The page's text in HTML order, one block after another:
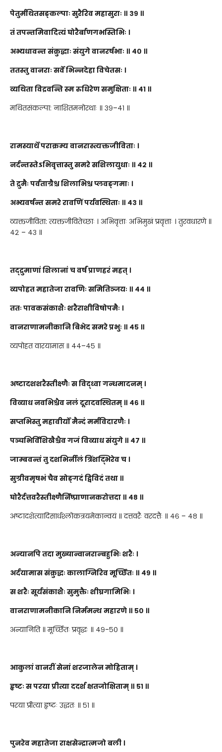
पेतुर्मथितसङ्कल्पाः सुरैरिव महासुराः ॥ ३९ ॥
तं तपन्तमिवादित्यं घोरैर्बाणगभस्तिभिः ।
अभ्यधावन्त संक्रुद्धाः संयुगे वानरर्षभाः ॥ ४० ॥
ततस्तु वानराः सर्वे भिन्नदेहा विचेतसः ।
व्यथिता विद्रवन्ति स्म रुधिरेण समुक्षिताः ॥ ४१ ॥
मथितसंकल्पा: नाशितमनोरथाः ॥ ३९–४१ ॥
रामस्यार्थे पराक्रम्य वानरास्त्यक्तजीविताः ।
नर्दन्तस्तेऽभिवृत्तास्तु समरे सशिलायुधाः ॥ ४२ ॥
ते द्रुमैः पर्वताग्रैश्च शिलाभिश्च प्लवङ्गमाः ।
अभ्यवर्षन्त समरे रावणिं पर्यवस्थिताः ॥ ४३ ॥
व्यक्तजीविता: त्यक्तजीवितेच्छाः । अभिवृत्ताः अभिमुखं प्रवृत्ताः । तुरवधारणे ॥
४२ – ४३ ॥
तद्द्रुमाणां शिलानां च वर्षं प्राणहरं महत् ।
व्यपोहत महातेजा रावणिः समितिञ्जयः ॥ ४४ ॥
ततः पावकसंकाशैः शरैराशीविषोपमैः ।
वानराणामनीकानि बिभेद समरे प्रभुः ॥ ४५ ॥
व्यपोहत वारयामास ॥ ४४–४५ ॥
अष्टादशशरैस्तीक्ष्णैः स विद्ध्वा गन्धमादनम् ।
विव्याध नवभिश्चैव नलं दूरादवस्थितम् ॥ ४६ ॥
सप्तभिस्तु महावीर्यो मैन्दं मर्मविदारणैः ।
पञ्चभिर्विशिखैश्चैव गजं विव्याध संयुगे ॥ ४७ ॥
जाम्बवन्तं तु दशभिर्नीलं त्रिंशद्भिरेव च ।
सुग्रीवमृषभं चैव सोङ्गदं द्विविदं तथा ॥
घोरैर्दत्तवरैस्तीक्ष्णैर्निष्प्राणानकरोत्तदा ॥ ४८ ॥
अष्टादशेत्यादिसार्धश्लोकत्रयमेकान्वयं ॥ दत्तवरैः वरदत्तैः ॥ ४६ – ४८ ॥
अन्यानपि तदा मुख्यान्वानरान्बहुभिः शरैः ।
अर्दयामास संक्रुद्धः कालाग्निरिव मूर्च्छितः ॥ ४९ ॥
स शरैः सूर्यसंकाशैः सुमुक्तैः शीघ्रगामिभिः ।
वानराणामनीकानि निर्ममन्थ महारणे ॥ ५० ॥
अन्यानिति ॥ मूर्च्छितः प्रवृद्धः ॥ ४९-५० ॥
आकुलां वानरीं सेनां शरजालेन मोहिताम् ।
हृष्टः स परया प्रीत्या ददर्श क्षतजोक्षिताम् ॥ ५१ ॥
परया प्रीत्या हृष्टः उद्धतः ॥ ५१ ॥
पुनरेव महातेजा राक्षसेन्द्रात्मजो बली ।